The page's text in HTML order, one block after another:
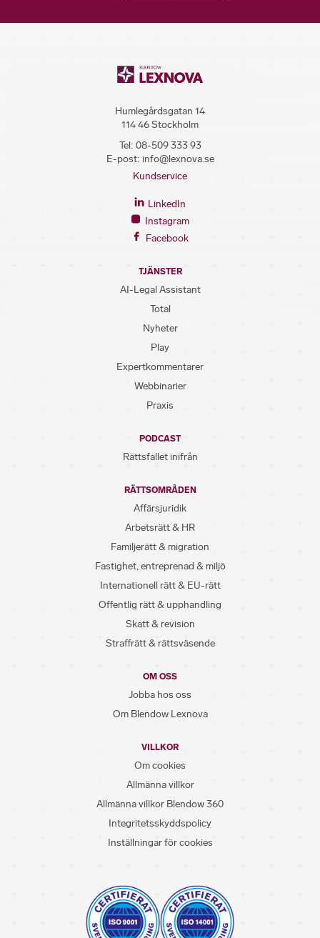
Humlegårdsgatan 14
114 46 Stockholm
Tel: 08-509 333 93
E-post: info@lexnova.se
Kundservice
LinkedIn
Instagram
Facebook
TJÄNSTER
AI-Legal Assistant
Total
Nyheter
Play
Expertkommentarer
Webbinarier
Praxis
PODCAST
Rättsfallet inifrån
RÄTTSOMRÅDEN
Affärsjuridik
Arbetsrätt & HR
Familjerätt & migration
Fastighet, entreprenad & miljö
Internationell rätt & EU-rätt
Offentlig rätt & upphandling
Skatt & revision
Straffrätt & rättsväsende
OM OSS
Jobba hos oss
Om Blendow Lexnova
VILLKOR
Om cookies
Allmänna villkor
Allmänna villkor Blendow 360
Integritetsskyddspolicy
Inställningar för cookies